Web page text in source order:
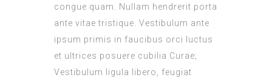
congue quam. Nullam hendrerit porta
ante vitae tristique. Vestibulum ante
ipsum primis in faucibus orci luctus
et ultrices posuere cubilia Curae;
Vestibulum ligula libero, feugiat